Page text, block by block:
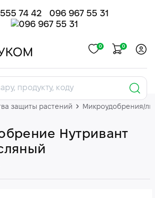
74 42 096 967 55 31
0 0
защиты растений Микроудобрения/
Нутривант